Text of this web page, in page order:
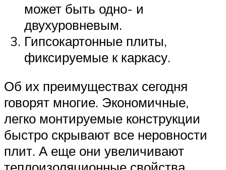
может быть одно- и
двухуровневым.
Гипсокартонные плиты,
фиксируемые к каркасу.
Об их преимуществах сегодня
говорят многие. Экономичные,
легко монтируемые конструкции
быстро скрывают все неровности
плит. А еще они увеличивают